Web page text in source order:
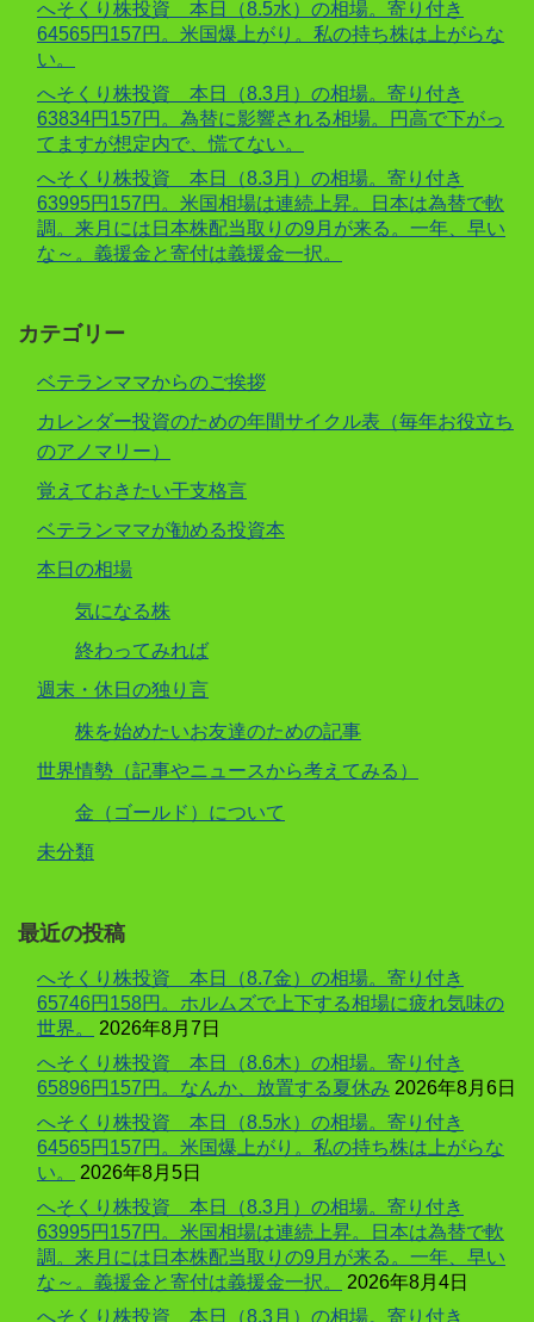
へそくり株投資 本日（8.5水）の相場。寄り付き
64565円157円。米国爆上がり。私の持ち株は上がらな
い。
へそくり株投資 本日（8.3月）の相場。寄り付き
63834円157円。為替に影響される相場。円高で下がっ
てますが想定内で、慌てない。
へそくり株投資 本日（8.3月）の相場。寄り付き
63995円157円。米国相場は連続上昇。日本は為替で軟
調。来月には日本株配当取りの9月が来る。一年、早い
な～。義援金と寄付は義援金一択。
カテゴリー
ベテランママからのご挨拶
カレンダー投資のための年間サイクル表（毎年お役立ち
のアノマリー）
覚えておきたい干支格言
ベテランママが勧める投資本
本日の相場
気になる株
終わってみれば
週末・休日の独り言
株を始めたいお友達のための記事
世界情勢（記事やニュースから考えてみる）
金（ゴールド）について
未分類
最近の投稿
へそくり株投資 本日（8.7金）の相場。寄り付き
65746円158円。ホルムズで上下する相場に疲れ気味の
世界。
2026年8月7日
へそくり株投資 本日（8.6木）の相場。寄り付き
65896円157円。なんか、放置する夏休み 2026年8月6日
へそくり株投資 本日（8.5水）の相場。寄り付き
64565円157円。米国爆上がり。私の持ち株は上がらな
い。
2026年8月5日
へそくり株投資 本日（8.3月）の相場。寄り付き
63995円157円。米国相場は連続上昇。日本は為替で軟
調。来月には日本株配当取りの9月が来る。一年、早い
な～。義援金と寄付は義援金一択。
2026年8月4日
へそくり株投資 本日（8.3月）の相場。寄り付き